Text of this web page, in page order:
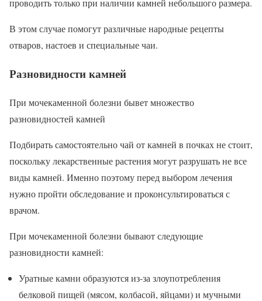
проводить только при наличии камней небольшого размера.
В этом случае помогут различные народные рецепты
отваров, настоев и специальные чаи.
Разновидности камней
При мочекаменной болезни бывет множество
разновидностей камней
Подбирать самостоятельно чай от камней в почках не стоит,
поскольку лекарственные растения могут разрушать не все
виды камней. Именно поэтому перед выбором лечения
нужно пройти обследование и проконсультироваться с
врачом.
При мочекаменной болезни бывают следующие
разновидности камней:
Уратные камни образуются из-за злоупотребления
белковой пищей (мясом, колбасой, яйцами) и мучными